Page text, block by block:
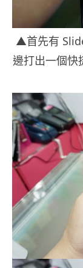
▲首先有
邊打出一個快